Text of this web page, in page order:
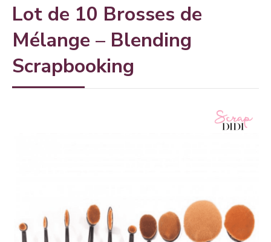
Lot de 10 Brosses de
Mélange – Blending
Scrapbooking